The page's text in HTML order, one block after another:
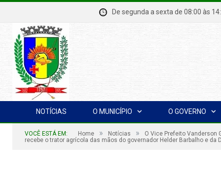
De segunda a sexta de 08:00
NOTÍCIAS O MUNICÍPIO O GOVERNO
VOCÊ ESTÁ EM: Home » Notícias »
O Vice Prefeito Vanderson
recebe o trator agrícola das mãos do governador Helder Barbalho e da